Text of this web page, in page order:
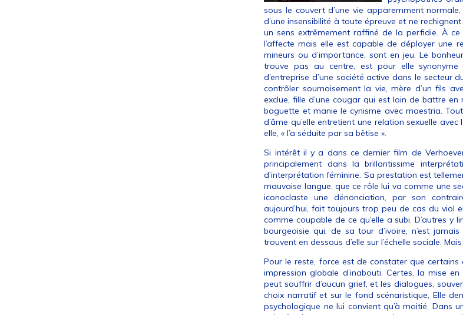
sous le couvert d’une vie apparemment
d’une insensibilité à toute épreuve et ne
un sens extrêmement raffiné de la perfidie. À
l’affecte mais elle est capable de déployer une
mineurs ou d’importance, sont en jeu. Le
trouve pas au centre, est pour elle synonyme
d’entreprise d’une société active dans le secteur
contrôler sournoisement la vie, mère d’un fils
exclue, fille d’une cougar qui est loin de battre
baguette et manie le cynisme avec maestria.
d’âme qu’elle entretient une relation sexuelle
elle, « l’a séduite par sa bêtise ».
Si intérêt il y a dans ce dernier film de
principalement dans la brillantissime
d’interprétation féminine. Sa prestation est
mauvaise langue, que ce rôle lui va comme une
iconoclaste une dénonciation, par son
aujourd’hui, fait toujours trop peu de cas du viol
comme coupable de ce qu’elle a subi. D’autres
bourgeoisie qui, de sa tour d’ivoire, n’est
trouvent en dessous d’elle sur l’échelle sociale.
Pour le reste, force est de constater que
impression globale d’inabouti. Certes, la mise
peut souffrir d’aucun grief, et les dialogues,
choix narratif et sur le fond scénaristique, Elle
psychologique ne lui convient qu’à moitié. Dans